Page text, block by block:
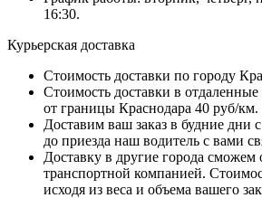
16:30.
Курьерская доставка
Стоимость доставки по городу
Стоимость доставки в
от границы Краснодара 40 руб/км.
Доставим ваш заказ в будние дни
до приезда наш водитель с вами
Доставку в другие города сможем
транспортной компанией.
исходя из веса и объема вашего